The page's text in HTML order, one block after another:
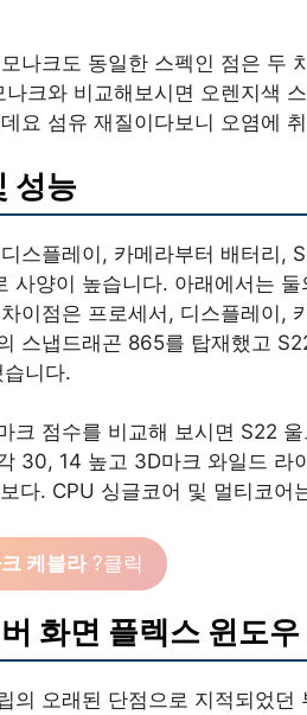
나크도 동일한 스펙인 점은 두
나크와 비교해보시면 오렌지색
요 섬유 재질이다보니 오염에
성능
스플레이, 카메라부터 배터리,
사양이 높습니다. 아래에서는
이점은 프로세서, 디스플레이,
스냅드래곤 865를 탑재했고
습니다.
크 점수를 비교해 보시면 S22
30, 14 높고 3D마크 와일드 라
다. CPU 싱글코어 및 멀티코
케블라 ?클릭
화면 플렉스 윈도우
의 오래된 단점으로 지적되었